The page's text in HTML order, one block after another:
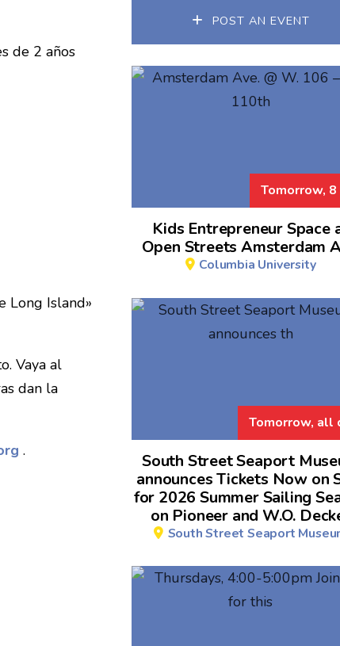
de 2 años
Long Island»
Vaya al
dan la
.
POST AN EVENT
Tomorrow, 8
Kids Entrepreneur Space
Open Streets Amsterdam
Columbia University
Tomorrow, all
South Street Seaport
announces Tickets Now on
for 2026 Summer Sailing
on Pioneer and W.O.
South Street Seaport